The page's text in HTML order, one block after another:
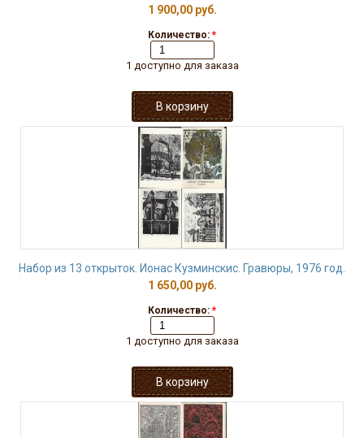
1 900,00 руб.
Количество: *
1 доступно для заказа
Набор из 13 открыток. Ионас Кузминскис. Гравюры, 1976 год.
1 650,00 руб.
Количество: *
1 доступно для заказа